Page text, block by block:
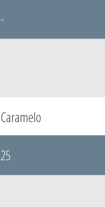
-
Caramelo
25